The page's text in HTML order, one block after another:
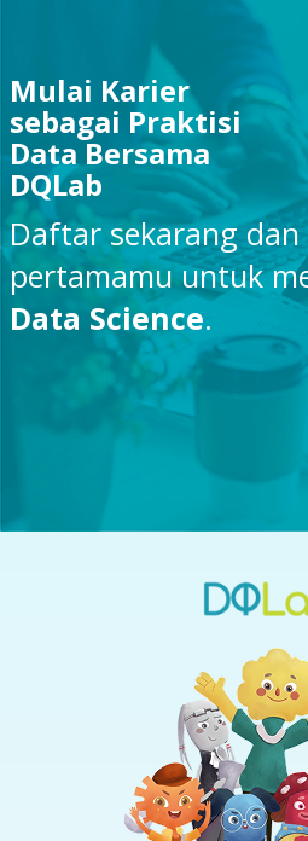
Mulai Karier
sebagai Praktisi
Data Bersama
DQLab
Daftar sekarang
pertamamu untuk
Data Science.